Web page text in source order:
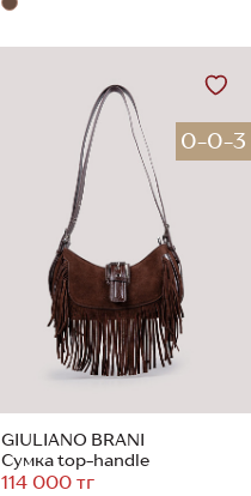
0-0-3
GIULIANO BRANI
Сумка top-handle
114 000 тг